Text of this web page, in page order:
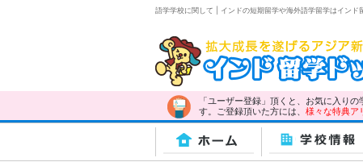
語学学校に関して | インドの短期留学や海外語学留学はインド
「ユーザー登録」頂くと、お気に入り
す。ご登録頂いた方には、 様々な特典ア